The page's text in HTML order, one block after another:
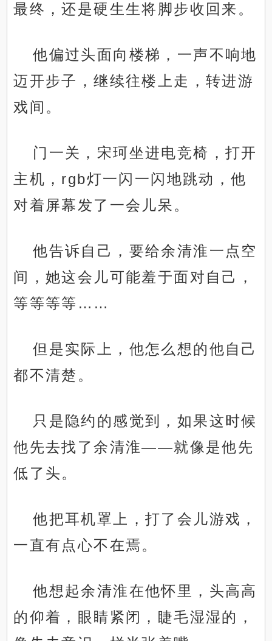
最终，还是硬生生将脚步收回来。
他偏过头面向楼梯，一声不响地
迈开步子，继续往楼上走，转进游
戏间。
门一关，宋珂坐进电竞椅，打开
主机，rgb灯一闪一闪地跳动，他
对着屏幕发了一会儿呆。
他告诉自己，要给余清淮一点空
间，她这会儿可能羞于面对自己，
等等等等……
但是实际上，他怎么想的他自己
都不清楚。
只是隐约的感觉到，如果这时候
他先去找了余清淮——就像是他先
低了头。
他把耳机罩上，打了会儿游戏，
一直有点心不在焉。
他想起余清淮在他怀里，头高高
的仰着，眼睛紧闭，睫毛湿湿的，